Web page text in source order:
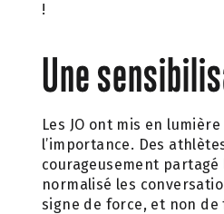
!
Une
Les JO ont mis en
l’importance. Des
courageusement
normalisé les
signe de force, et non de